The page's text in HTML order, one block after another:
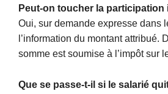
Peut-on toucher la participation
Oui, sur demande expresse dans
l’information du montant attribué.
somme est soumise à l’impôt sur
Que se passe-t-il si le salarié